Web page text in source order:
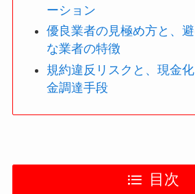
ーション
優良業者の見極め方と、
な業者の特徴
規約違反リスクと、現金
金調達手段
目次